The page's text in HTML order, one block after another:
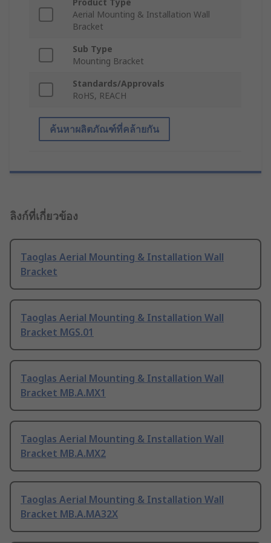
Product Type
Aerial Mounting & Installation Wall
Bracket
Sub Type
Mounting Bracket
Standards/Approvals
RoHS, REACH
ค้นหาผลิตภัณฑ์ที่คล้ายกัน
ลิงก์ที่เกี่ยวข้อง
Taoglas Aerial Mounting & Installation Wall
Bracket
Taoglas Aerial Mounting & Installation Wall
Bracket MGS.01
Taoglas Aerial Mounting & Installation Wall
Bracket MB.A.MX1
Taoglas Aerial Mounting & Installation Wall
Bracket MB.A.MX2
Taoglas Aerial Mounting & Installation Wall
Bracket MB.A.MA32X